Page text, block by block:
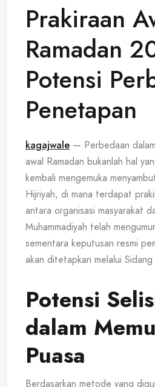
Prakiraan
Ramadan
Potensi
Penetapan
kagajwale — Perbedaan
awal Ramadan bukanlah hal
kembali mengemuka
Hijriyah, di mana terdapat
antara organisasi masyarakat
Muhammadiyah telah
sementara keputusan resmi
akan ditetapkan melalui
Potensi
dalam
Puasa
Berdasarkan metode yang